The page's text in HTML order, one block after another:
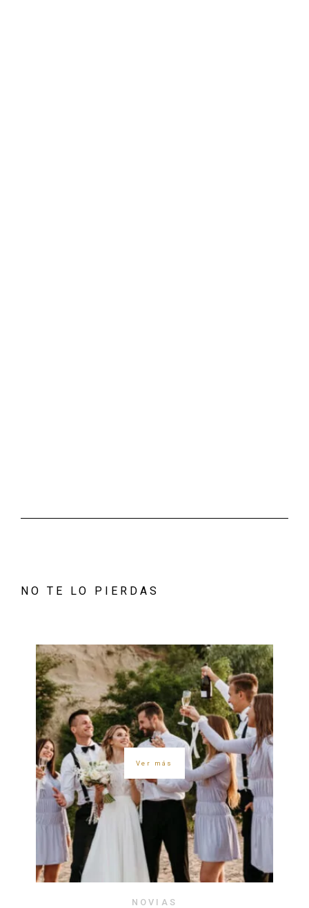
NO TE LO PIERDAS
Ver más
NOVIAS